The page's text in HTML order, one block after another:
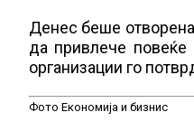
Денес беше отворена
да привлече
организации го
Фото Економија и бизнис